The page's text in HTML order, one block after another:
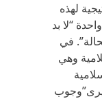
لهذه
“لا بد
في
وهي
يرى”وجوب